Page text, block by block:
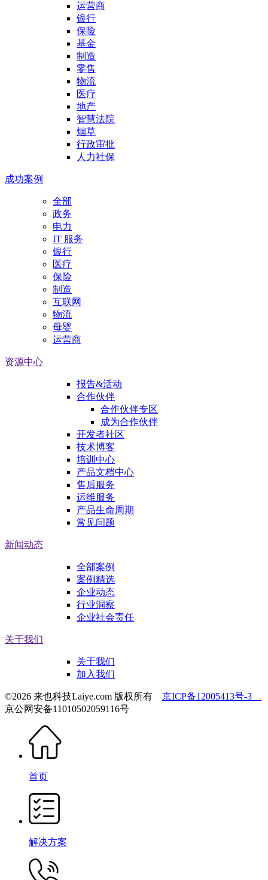
运营商
银行
保险
基金
制造
零售
物流
医疗
地产
智慧法院
烟草
行政审批
人力社保
成功案例
全部
政务
电力
IT 服务
银行
医疗
保险
制造
互联网
物流
母婴
运营商
资源中心
报告&活动
合作伙伴
合作伙伴专区
成为合作伙伴
开发者社区
技术博客
培训中心
产品文档中心
售后服务
运维服务
产品生命周期
常见问题
新闻动态
全部案例
案例精选
企业动态
行业洞察
企业社会责任
关于我们
关于我们
加入我们
©2026 来也科技Laiye.com 版权所有 京ICP备12005413号-3
京公网安备11010502059116号
首页
解决方案